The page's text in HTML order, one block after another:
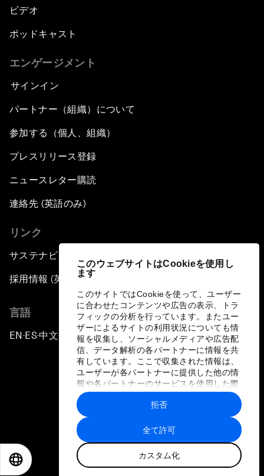
このウェブサイトはCookieを使用し
ます
このサイトではCookieを使って、ユーザー
に合わせたコンテンツや広告の表示、トラ
フィックの分析を行っています。またユー
ザーによるサイトの利用状況についても情
報を収集し、ソーシャルメディアや広告配
信、データ解析の各パートナーに情報を共
有しています。ここで収集された情報は、
ユーザーが各パートナーに提供した他の情
報や各パートナーのサービスを使用した際
に収集された情報と組み合わされ、各パー
トナーによって使用されることがありま
す。
全て許可
カスタム化
拒否
ビデオ
ポッドキャスト
エンゲージメント
サインイン
パートナー（組織）について
参加する（個人、組織）
プレスリリース登録
ニュースレター購読
連絡先 (英語のみ)
リンク
サステナビリティへの取り組み
採用情報 (英語のみ)
言語
EN ▪ES▪中文▪ 日本語
プライバシーポリシーと利用規約
サイトマップ
©
世界経済フォーラム